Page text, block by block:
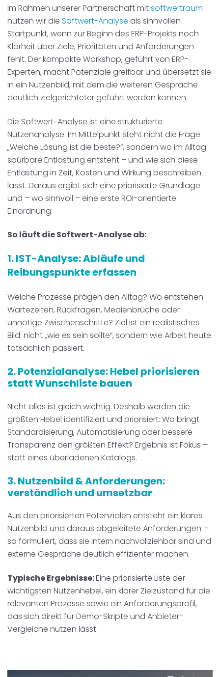
Im Rahmen unserer Partnerschaft mitsoftwertraum
nutzen wir dieSoftwert-Analyse als sinnvollen
Startpunkt, wenn zur Beginn des ERP-Projekts noch
Klarheit über Ziele, Prioritäten und Anforderungen
fehlt. Der kompakte Workshop, geführt von ERP-
Experten, macht Potenziale greifbar und übersetzt sie
in ein Nutzenbild, mit dem die weiteren Gespräche
deutlich zielgerichteter geführt werden können.
Die Softwert-Analyse ist eine strukturierte
Nutzenanalyse: Im Mittelpunkt steht nicht die Frage
„Welche Lösung ist die beste?“, sondern wo im Alltag
spürbare Entlastung entsteht – und wie sich diese
Entlastung in Zeit, Kosten und Wirkung beschreiben
lässt. Daraus ergibt sich eine priorisierte Grundlage
und – wo sinnvoll – eine erste ROI-orientierte
Einordnung.
So läuft die Softwert-Analyse ab:
1. IST-Analyse: Abläufe und
Reibungspunkte erfassen
Welche Prozesse prägen den Alltag? Wo entstehen
Wartezeiten, Rückfragen, Medienbrüche oder
unnötige Zwischenschritte? Ziel ist ein realistisches
Bild: nicht „wie es sein sollte“, sondern wie Arbeit heute
tatsächlich passiert.
2. Potenzialanalyse: Hebel priorisieren
statt Wunschliste bauen
Nicht alles ist gleich wichtig. Deshalb werden die
größten Hebel identifiziert und priorisiert: Wo bringt
Standardisierung, Automatisierung oder bessere
Transparenz den größten Effekt? Ergebnis ist Fokus –
statt eines überladenen Katalogs.
3. Nutzenbild & Anforderungen:
verständlich und umsetzbar
Aus den priorisierten Potenzialen entsteht ein klares
Nutzenbild und daraus abgeleitete Anforderungen –
so formuliert, dass sie intern nachvollziehbar sind und
externe Gespräche deutlich effizienter machen.
Typische Ergebnisse:Eine priorisierte Liste der
wichtigsten Nutzenhebel, ein klarer Zielzustand für die
relevanten Prozesse sowie ein Anforderungsprofil,
das sich direkt für Demo-Skripte und Anbieter-
Vergleiche nutzen lässt.